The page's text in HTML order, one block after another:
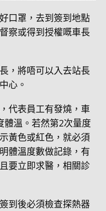
口罩，去到簽到地點
察或得到授權嘅車長
，將唔可以入去站長
心。
代表員工有發燒，車
體溫。若然第2次量度
黃色或紅色，就必須
體溫度數做記錄，有
要立即求醫，相關診
到後必須檢查探熱器